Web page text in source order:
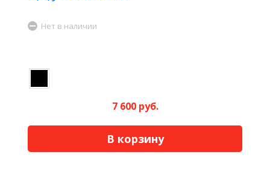
Нет в наличии
7 600 руб.
В корзину